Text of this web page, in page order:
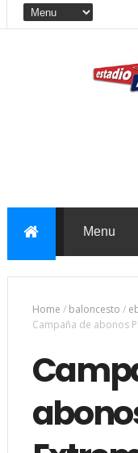
Home / baloncesto /
Campaña de abonos